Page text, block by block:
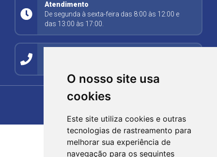
O nosso site usa
cookies
Este site utiliza cookies e outras
tecnologias de rastreamento para
melhorar sua experiência de
navegação para os seguintes
Atendimento
De segunda à sexta-feira das 8:00 às 12:00 e
das 13:00 às 17:00.